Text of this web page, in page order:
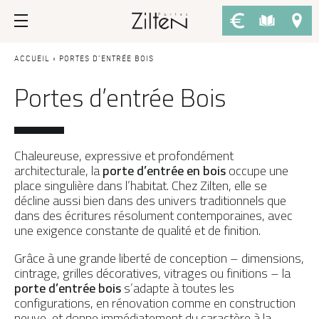
Nos portes d’entrée
PAR TYPE
Porte d’entrée
Porte de service
Porte grand trafic
Porte d'entrée sur-mesure
PAR STYLE
Portes d'entrée modernes
Portes d’entrée traditionnelles
Conseils
LE CHOIX
Savoir-faire
Design
Inspirations
LES ATOUTS
Performances
Usage
Fiscalité
L'ENTRETIEN
ACCUEIL » PORTES D’ENTRÉE BOIS
Portes d’entrée Bois
Chaleureuse, expressive et profondément
architecturale, laporte d’entrée en boisoccupe une
place singulière dans l’habitat. Chez Zilten, elle se
décline aussi bien dans des univers traditionnels que
dans des écritures résolument contemporaines, avec
une exigence constante de qualité et de finition.
Grâce à une grande liberté de conception – dimensions,
cintrage, grilles décoratives, vitrages ou finitions – la
porte d’entrée boiss’adapte à toutes les
configurations, en rénovation comme en construction
Afficher plus de filtres
Réinitialiser les filtres